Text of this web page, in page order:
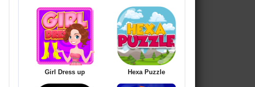
Girl Dress up Hexa Puzzle